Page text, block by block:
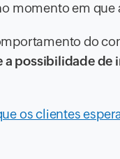
momento em que
do
possibilidade de
os clientes